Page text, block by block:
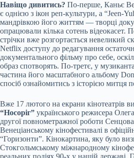
Навіщо дивитись? По-перше, Каньє
є однією з ікон реп-культури, а “Jeen-
мандрівкою його життям — творці
опрацювали кілька сотень відеокасет.
стрічки вже розгортається невеликий
Netflix доступу до редагування
документального фільму про себе,
образ спотворять. По-третє, у
частина його масштабного альбому
спосіб ознайомитись з історією митця
Вже 17 лютого на екрани кінотеатрів
“Носоріг” українського режисера
другої повнометражної роботи
Венеціанському кінофестивалі в
“Горизонти”. Кінокартина, яку було
Стокгольмському міжнародному